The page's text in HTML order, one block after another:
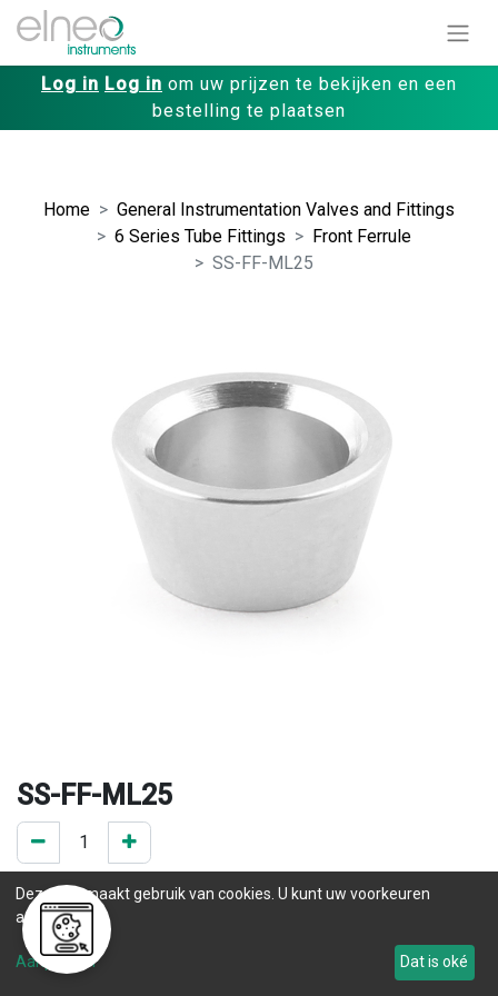
Log in Log in om uw prijzen te bekijken en een
bestelling te plaatsen
Home
General Instrumentation Valves and Fittings
6 Series Tube Fittings
Front Ferrule
SS-FF-ML25
SS-FF-ML25
0 ST op voorraad
.
Levertijd
Deze site maakt gebruik van cookies. U kunt uw voorkeuren
aanpassen.
Aanpassen Dat is oké